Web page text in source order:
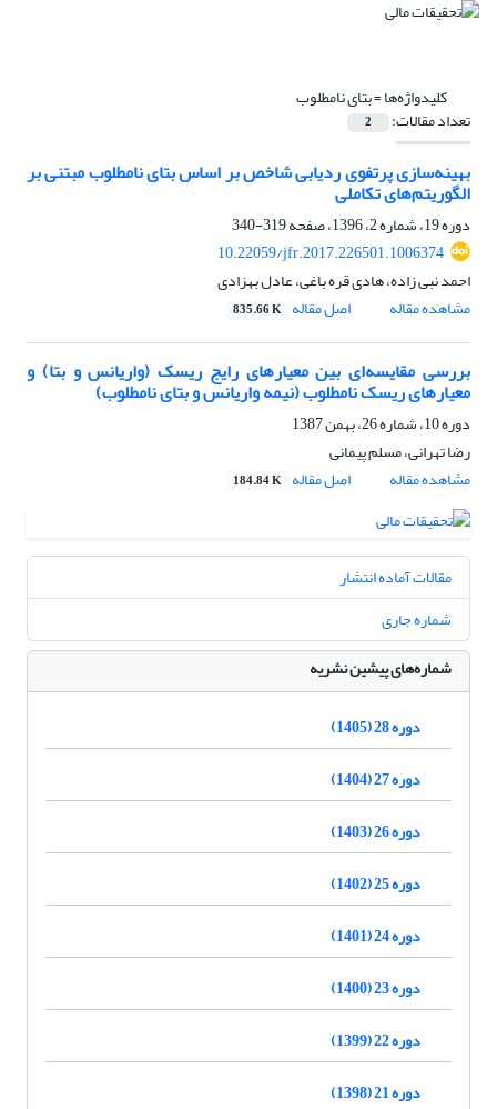
کلیدواژه‌ها =بتای نامطلوب
تعداد مقالات: 2
بهینه‌سازی پرتفوی ردیابی شاخص بر اساس بتای نامطلوب مبتنی بر
الگوریتم‌های تکاملی
دوره 19، شماره 2، 1396، صفحه
319-340
10.22059/jfr.2017.226501.1006374
احمد نبی زاده، هادی قره باغی، عادل بهزادی
مشاهده مقاله
اصل مقاله 835.66 K
بررسی مقایسه‌ای بین معیارهای رایج ریسک (واریانس و بتا) و
معیارهای ریسک نامطلوب (نیمه واریانس و بتای نامطلوب)
دوره 10، شماره 26، بهمن 1387
رضا تهرانی، مسلم پیمانی
مشاهده مقاله
اصل مقاله 184.84 K
مقالات آماده انتشار
شماره جاری
شماره‌های پیشین نشریه
دوره 28 (1405)
دوره 27 (1404)
دوره 26 (1403)
دوره 25 (1402)
دوره 24 (1401)
دوره 23 (1400)
دوره 22 (1399)
دوره 21 (1398)